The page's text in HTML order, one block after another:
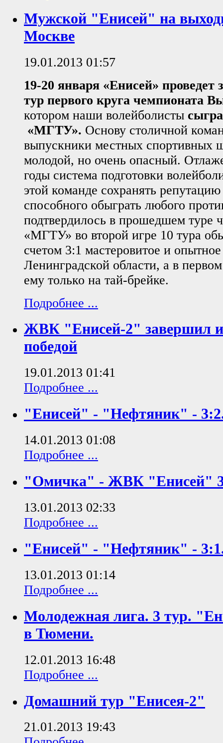
Мужской "Енисей" на
Москве
19.01.2013 01:57
19-20 января «Енисей»
тур первого круга чемпионата
котором наши волейболисты
«МГТУ». Основу столичной
выпускники местных спортивных
молодой, но очень опасный.
годы система подготовки
этой команде сохранять
способного обыграть любого
подтвердилось в прошедшем туре
«МГТУ» во второй игре 10 тура
счетом 3:1 мастеровитое и
Ленинградской области, а в
ему только на тай-брейке.
Подробнее ...
ЖВК "Енисей-2" завершил
победой
19.01.2013 01:41
Подробнее ...
"Енисей" - "Нефтяник" -
14.01.2013 01:08
Подробнее ...
"Омичка" - ЖВК "Енисей"
13.01.2013 02:33
Подробнее ...
"Енисей" - "Нефтяник" -
13.01.2013 01:14
Подробнее ...
Молодежная лига. 3 тур.
в Тюмени.
12.01.2013 16:48
Подробнее ...
Домашний тур "Енисея-2"
21.01.2013 19:43